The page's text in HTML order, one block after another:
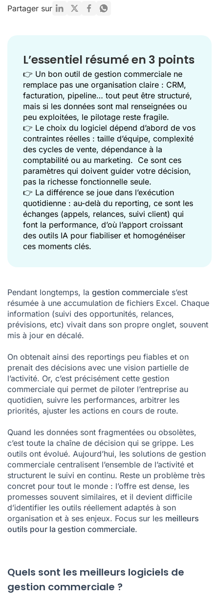
Rendre la gestion commerciale réellement actionnable
Mentions
Partager sur
L’essentiel résumé en 3 points
👉 Un bon outil de gestion commerciale ne
remplace pas une organisation claire : CRM,
facturation, pipeline… tout peut être structuré,
mais si les données sont mal renseignées ou
peu exploitées, le pilotage reste fragile.
👉 Le choix du logiciel dépend d’abord de vos
contraintes réelles : taille d’équipe, complexité
des cycles de vente, dépendance à la
comptabilité ou au marketing. Ce sont ces
paramètres qui doivent guider votre décision,
pas la richesse fonctionnelle seule.
👉 La différence se joue dans l’exécution
quotidienne : au-delà du reporting, ce sont les
échanges (appels, relances, suivi client) qui
font la performance, d’où l’apport croissant
des outils IA pour fiabiliser et homogénéiser
ces moments clés.
Pendant longtemps, la gestion commerciale s’est
résumée à une accumulation de fichiers Excel. Chaque
information (suivi des opportunités, relances,
prévisions, etc) vivait dans son propre onglet, souvent
mis à jour en décalé.
On obtenait ainsi des reportings peu fiables et on
prenait des décisions avec une vision partielle de
l’activité. Or, c’est précisément cette gestion
commerciale qui permet de piloter l’entreprise au
quotidien, suivre les performances, arbitrer les
priorités, ajuster les actions en cours de route.
Quand les données sont fragmentées ou obsolètes,
c’est toute la chaîne de décision qui se grippe. Les
outils ont évolué. Aujourd’hui, les solutions de gestion
commerciale centralisent l’ensemble de l’activité et
structurent le suivi en continu. Reste un problème très
concret pour tout le monde : l’offre est dense, les
promesses souvent similaires, et il devient difficile
d’identifier les outils réellement adaptés à son
organisation et à ses enjeux. Focus sur les meilleurs
outils pour la gestion commerciale.
Quels sont les meilleurs logiciels de
gestion commerciale ?